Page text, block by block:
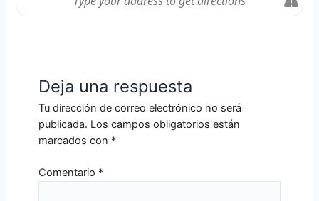
Deja una respuesta
Tu dirección de correo electrónico no será
publicada. Los campos obligatorios están
marcados con *
Comentario *